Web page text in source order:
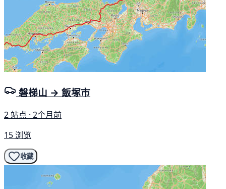
磐梯山 → 飯塚市
2 站点 · 2个月前
15 浏览
收藏